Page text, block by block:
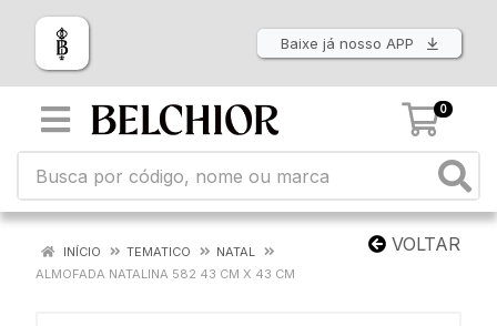
Baixe já nosso APP
0
VOLTAR
INÍCIO TEMATICO
NATAL
ALMOFADA NATALINA 582 43 CM X 43 CM